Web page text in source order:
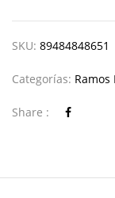
SKU: 89484848651
Categorías: Ramos
Share :